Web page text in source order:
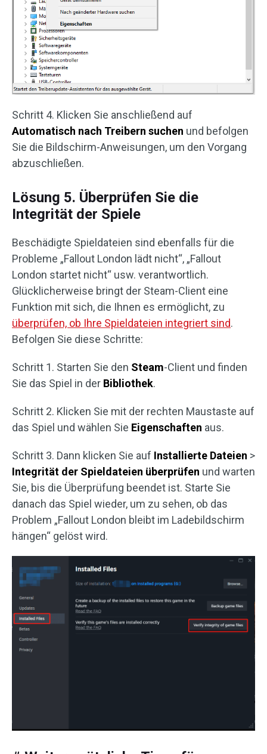
Schritt 4. Klicken Sie anschließend auf
Automatisch nach Treibern suchen und befolgen
Sie die Bildschirm-Anweisungen, um den Vorgang
abzuschließen.
Lösung 5. Überprüfen Sie die
Integrität der Spiele
Beschädigte Spieldateien sind ebenfalls für die
Probleme „Fallout London lädt nicht“, „Fallout
London startet nicht“ usw. verantwortlich.
Glücklicherweise bringt der Steam-Client eine
Funktion mit sich, die Ihnen es ermöglicht, zu
überprüfen, ob Ihre Spieldateien integriert sind.
Befolgen Sie diese Schritte:
Schritt 1. Starten Sie den Steam-Client und finden
Sie das Spiel in der Bibliothek.
Schritt 2. Klicken Sie mit der rechten Maustaste auf
das Spiel und wählen Sie Eigenschaften aus.
Schritt 3. Dann klicken Sie auf Installierte Dateien >
Integrität der Spieldateien überprüfen und warten
Sie, bis die Überprüfung beendet ist. Starte Sie
danach das Spiel wieder, um zu sehen, ob das
Problem „Fallout London bleibt im Ladebildschirm
hängen“ gelöst wird.